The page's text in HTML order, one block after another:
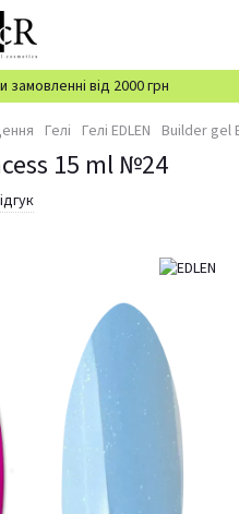
від 2000 грн
Гелі Гелі EDLEN Builder gel
15 ml №24